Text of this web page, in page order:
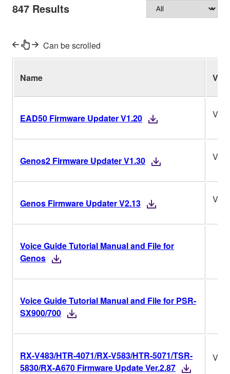
847 Results
Can be scrolled
Name Ver.
EAD50 Firmware Updater V1.20
Genos2 Firmware Updater V1.30
Genos Firmware Updater V2.13
Voice Guide Tutorial Manual and File for
Genos
Voice Guide Tutorial Manual and File for PSR-
SX900/700
RX-V483/HTR-4071/RX-V583/HTR-5071/TSR-
5830/RX-A670 Firmware Update Ver.2.87